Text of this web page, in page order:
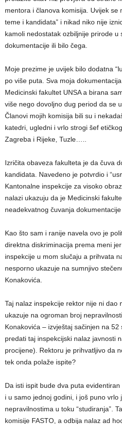
mentora i članova komisija. Uvijek se
teme i kandidata” i nikad niko nije
kamoli nedostatak ozbiljnije prirode u
dokumentacije ili bilo čega.
Moje prezime je uvijek bilo dodatna
po više puta. Sva moja
Medicinski fakultet UNSA a birana
više nego dovoljno dug period da se
Članovi mojih komisija bili su i
katedri, ugledni i vrlo strogi šef
Zagreba i Rijeke, Tuzle…..
Izričita obaveza fakulteta je da čuva
kandidata. Navedeno je potvrdio i
Kantonalne inspekcije za visoko
nalazi ukazuju da je Medicinski
neadekvatnog čuvanja
Kao što sam i ranije navela ovo je
direktna diskriminacija prema meni
inspekcije u mom slučaju a prihvata
nesporno ukazuje na sumnjivo
Konakovića.
Taj nalaz inspekcije rektor nije ni dao
ukazuje na ogroman broj
Konakovića – izvještaj sačinjen na
predati taj inspekcijski nalaz javnosti
procijene). Rektoru je prihvatljivo da
tek onda polaže ispite?
Da isti ispit bude dva puta
i u samo jednoj godini, i još puno vrlo
nepravilnostima u toku “studiranja”.
komisije FASTO, a odbija nalaz ad